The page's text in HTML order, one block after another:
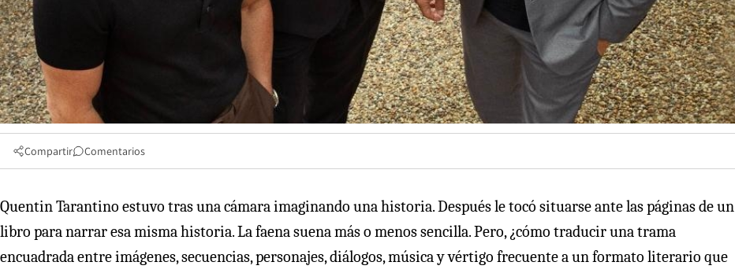
Compartir Comentarios
Quentin Tarantino estuvo tras una cámara imaginando una historia. Después le tocó situarse ante las páginas de un
libro para narrar esa misma historia. La faena suena más o menos sencilla. Pero, ¿cómo traducir una trama
encuadrada entre imágenes, secuencias, personajes, diálogos, música y vértigo frecuente a un formato literario que